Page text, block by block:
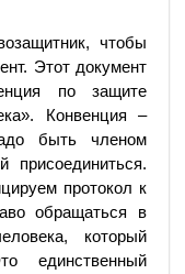
чтобы
Этот документ
по защите
Конвенция –
быть членом
присоединиться.
протокол к
обращаться в
который
единственный